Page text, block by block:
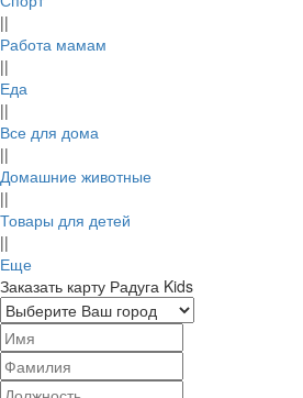
cashback
||
Работа мамам
||
Еда
||
Все для дома
||
Домашние животные
||
Товары для детей
||
Еще
Заказать карту Радуга Kids